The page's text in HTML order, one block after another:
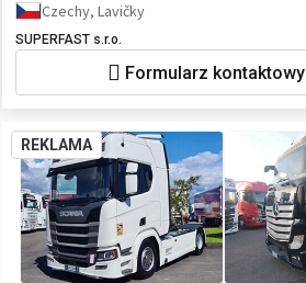
Czechy, Lavičky
SUPERFAST s.r.o.
Formularz kontaktowy
REKLAMA